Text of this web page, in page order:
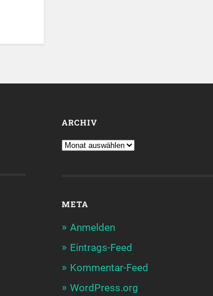
ARCHIV
META
Anmelden
Eintrags-Feed
Kommentar-Feed
WordPress.org